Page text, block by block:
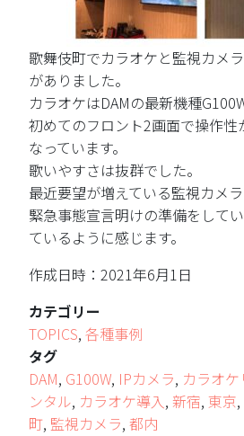
歌舞伎町でカラオケと監視カメ
がありました。
カラオケはDAMの最新機種
初めてのフロント2画面で操作性
なっています。
歌いやすさは抜群でした。
最近要望が増えている監視カメラ
緊急事態宣言明けの準備をして
ているように感じます。
作成日時：2021年6月1日
カテゴリー
TOPICS, 各種事例
タグ
DAM, G100W, IPカメラ, カラオケ
ンタル, カラオケ導入, 新宿, 東京,
町, 監視カメラ, 都内